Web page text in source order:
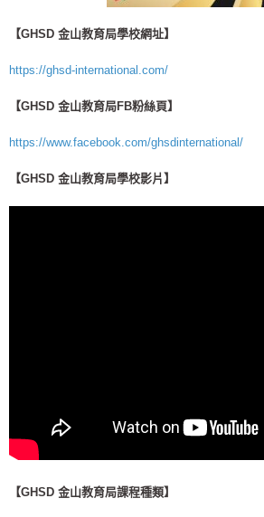
【GHSD 金山教育局學校網址】
https://ghsd-international.com/
【GHSD 金山教育局FB粉絲頁】
https://www.facebook.com/ghsdinternational/
【GHSD 金山教育局學校影片】
【GHSD 金山教育局課程種類】